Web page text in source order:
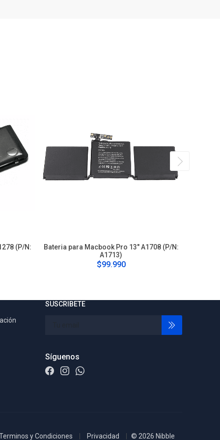
(P/N:
Bateria para Macbook Pro 13" A1708 (P/N:
A1713)
$99.990
SUSCRIBETE
Síguenos
y Condiciones Privacidad © 2026 Nibble